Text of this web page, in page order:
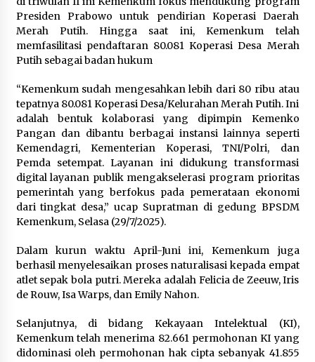
19 Kota Serang
5 Agustus 2026
Kesiapsiagaan Hadapi Ancaman
Kebakaran Akibat Fenomena El Niño
5 Agustus 2026
Pemkot Cilegon Sampaikan
Rancangan KUA PPAS 2027,
Pendapatan Ditarget Rp2,03 Triliun
5 Agustus 2026
Presiden Prabowo untuk pendirian Koperasi Daerah
Merah Putih. Hingga saat ini, Kemenkum telah
memfasilitasi pendaftaran 80.081 Koperasi Desa Merah
Putih sebagai badan hukum
“Kemenkum sudah mengesahkan lebih dari 80 ribu atau
tepatnya 80.081 Koperasi Desa/Kelurahan Merah Putih. Ini
adalah bentuk kolaborasi yang dipimpin Kemenko
Pangan dan dibantu berbagai instansi lainnya seperti
Kemendagri, Kementerian Koperasi, TNI/Polri, dan
Pemda setempat. Layanan ini didukung transformasi
digital layanan publik mengakselerasi program prioritas
pemerintah yang berfokus pada pemerataan ekonomi
dari tingkat desa,” ucap Supratman di gedung BPSDM
Kemenkum, Selasa (29/7/2025).
Dalam kurun waktu April-Juni ini, Kemenkum juga
berhasil menyelesaikan proses naturalisasi kepada empat
atlet sepak bola putri. Mereka adalah Felicia de Zeeuw, Iris
de Rouw, Isa Warps, dan Emily Nahon.
Selanjutnya, di bidang Kekayaan Intelektual (KI),
Kemenkum telah menerima 82.661 permohonan KI yang
didominasi oleh permohonan hak cipta sebanyak 41.855